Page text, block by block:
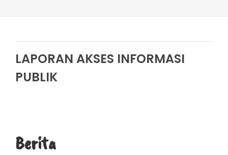
LAPORAN AKSES INFORMASI
PUBLIK
Berita